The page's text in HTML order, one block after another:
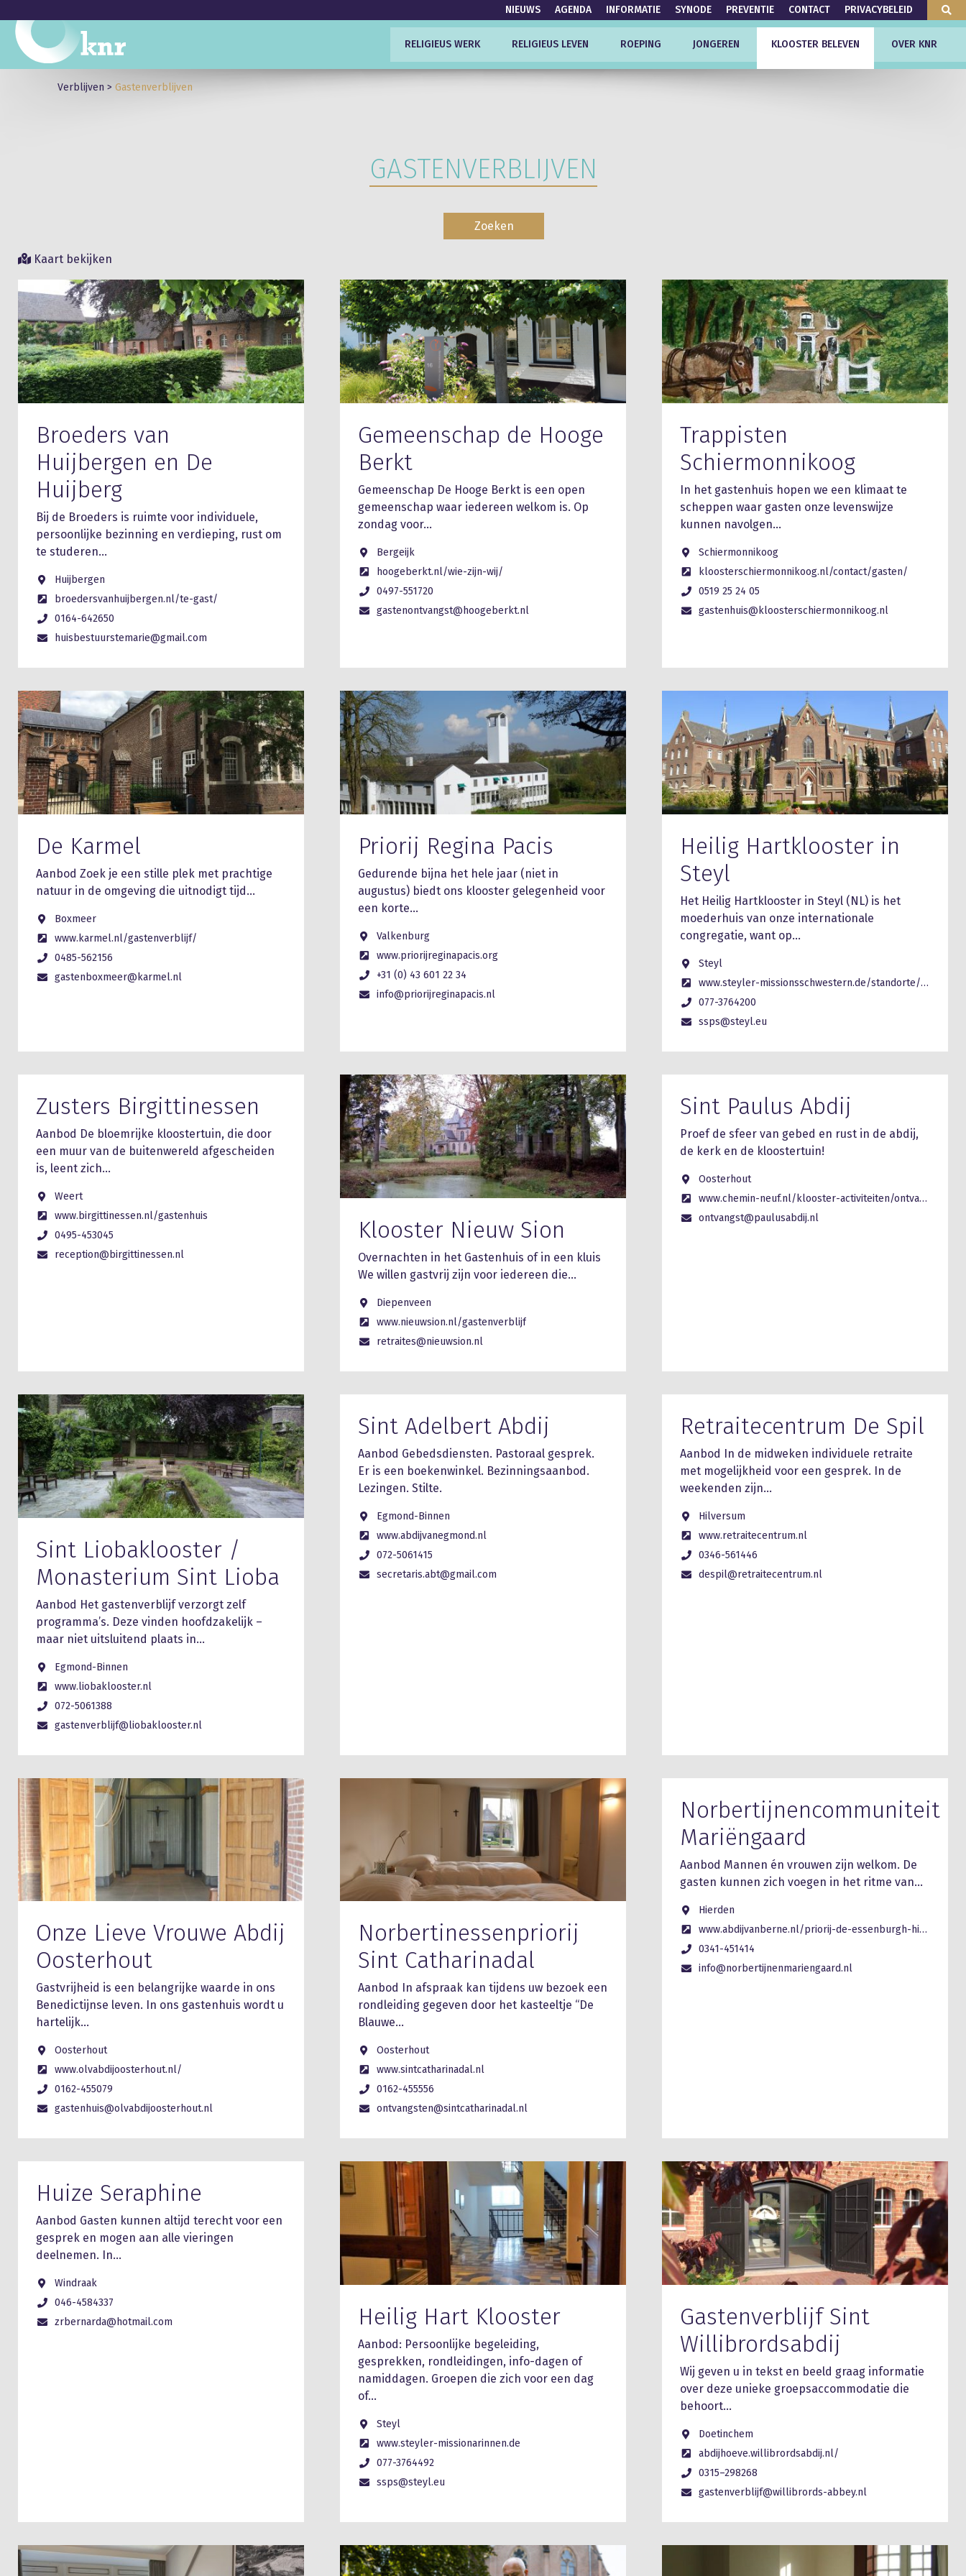
NIEUWS AGENDA INFORMATIE SYNODE PREVENTIE CONTACT PRIVACYBELEID
RELIGIEUS WERK RELIGIEUS LEVEN ROEPING JONGEREN KLOOSTER BELEVEN OVER KNR
Verblijven > Gastenverblijven
GASTENVERBLIJVEN
Zoeken
Kaart bekijken
Broeders van
Huijbergen en De
Huijberg
Bij de Broeders is ruimte voor individuele,
persoonlijke bezinning en verdieping, rust om
te studeren…
Huijbergen
broedersvanhuijbergen.nl/te-gast/
0164-642650
huisbestuurstemarie@gmail.com
Gemeenschap de Hooge
Berkt
Gemeenschap De Hooge Berkt is een open
gemeenschap waar iedereen welkom is. Op
zondag voor…
Bergeijk
hoogeberkt.nl/wie-zijn-wij/
0497-551720
gastenontvangst@hoogeberkt.nl
Trappisten
Schiermonnikoog
In het gastenhuis hopen we een klimaat te
scheppen waar gasten onze levenswijze
kunnen navolgen…
Schiermonnikoog
kloosterschiermonnikoog.nl/contact/gasten/
0519 25 24 05
gastenhuis@kloosterschiermonnikoog.nl
De Karmel
Aanbod Zoek je een stille plek met prachtige
natuur in de omgeving die uitnodigt tijd…
Boxmeer
www.karmel.nl/gastenverblijf/
0485-562156
gastenboxmeer@karmel.nl
Priorij Regina Pacis
Gedurende bijna het hele jaar (niet in
augustus) biedt ons klooster gelegenheid voor
een korte…
Valkenburg
www.priorijreginapacis.org
+31 (0) 43 601 22 34
info@priorijreginapacis.nl
Heilig Hartklooster in
Steyl
Het Heilig Hartklooster in Steyl (NL) is het
moederhuis van onze internationale
congregatie, want op…
Steyl
www.steyler-missionsschwestern.de/standorte/steyl
077-3764200
ssps@steyl.eu
Zusters Birgittinessen
Aanbod De bloemrijke kloostertuin, die door
een muur van de buitenwereld afgescheiden
is, leent zich…
Weert
www.birgittinessen.nl/gastenhuis
0495-453045
reception@birgittinessen.nl
Klooster Nieuw Sion
Overnachten in het Gastenhuis of in een kluis
We willen gastvrij zijn voor iedereen die…
Diepenveen
www.nieuwsion.nl/gastenverblijf
retraites@nieuwsion.nl
Sint Paulus Abdij
Proef de sfeer van gebed en rust in de abdij,
de kerk en de kloostertuin!
Oosterhout
www.chemin-neuf.nl/klooster-activiteiten/ontvangst/
ontvangst@paulusabdij.nl
Sint Liobaklooster /
Monasterium Sint Lioba
Aanbod Het gastenverblijf verzorgt zelf
programma’s. Deze vinden hoofdzakelijk –
maar niet uitsluitend plaats in…
Egmond-Binnen
www.liobaklooster.nl
072-5061388
gastenverblijf@liobaklooster.nl
Sint Adelbert Abdij
Aanbod Gebedsdiensten. Pastoraal gesprek.
Er is een boekenwinkel. Bezinningsaanbod.
Lezingen. Stilte.
Egmond-Binnen
www.abdijvanegmond.nl
072-5061415
secretaris.abt@gmail.com
Retraitecentrum De Spil
Aanbod In de midweken individuele retraite
met mogelijkheid voor een gesprek. In de
weekenden zijn…
Hilversum
www.retraitecentrum.nl
0346-561446
despil@retraitecentrum.nl
Onze Lieve Vrouwe Abdij
Oosterhout
Gastvrijheid is een belangrijke waarde in ons
Benedictijnse leven. In ons gastenhuis wordt u
hartelijk…
Oosterhout
www.olvabdijoosterhout.nl/
0162-455079
gastenhuis@olvabdijoosterhout.nl
Norbertinessenpriorij
Sint Catharinadal
Aanbod In afspraak kan tijdens uw bezoek een
rondleiding gegeven door het kasteeltje “De
Blauwe…
Oosterhout
www.sintcatharinadal.nl
0162-455556
ontvangsten@sintcatharinadal.nl
Norbertijnencommuniteit
Mariëngaard
Aanbod Mannen én vrouwen zijn welkom. De
gasten kunnen zich voegen in het ritme van…
Hierden
www.abdijvanberne.nl/priorij-de-essenburgh-hierden/leven/gasten
0341-451414
info@norbertijnenmariengaard.nl
Huize Seraphine
Aanbod Gasten kunnen altijd terecht voor een
gesprek en mogen aan alle vieringen
deelnemen. In…
Windraak
046-4584337
zrbernarda@hotmail.com
Heilig Hart Klooster
Aanbod: Persoonlijke begeleiding,
gesprekken, rondleidingen, info-dagen of
namiddagen. Groepen die zich voor een dag
of…
Steyl
www.steyler-missionarinnen.de
077-3764492
ssps@steyl.eu
Gastenverblijf Sint
Willibrordsabdij
Wij geven u in tekst en beeld graag informatie
over deze unieke groepsaccommodatie die
behoort…
Doetinchem
abdijhoeve.willibrordsabdij.nl/
0315–298268
gastenverblijf@willibrords-abbey.nl